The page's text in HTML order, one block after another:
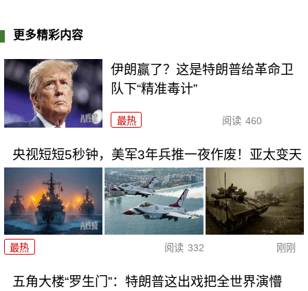
更多精彩内容
伊朗赢了？这是特朗普给革命卫
队下“精准毒计”
最热 阅读 460
央视短短5秒钟，美军3年兵推一夜作废！亚太变天
最热 阅读 332 刚刚
五角大楼“罗生门”：特朗普这出戏把全世界演懵